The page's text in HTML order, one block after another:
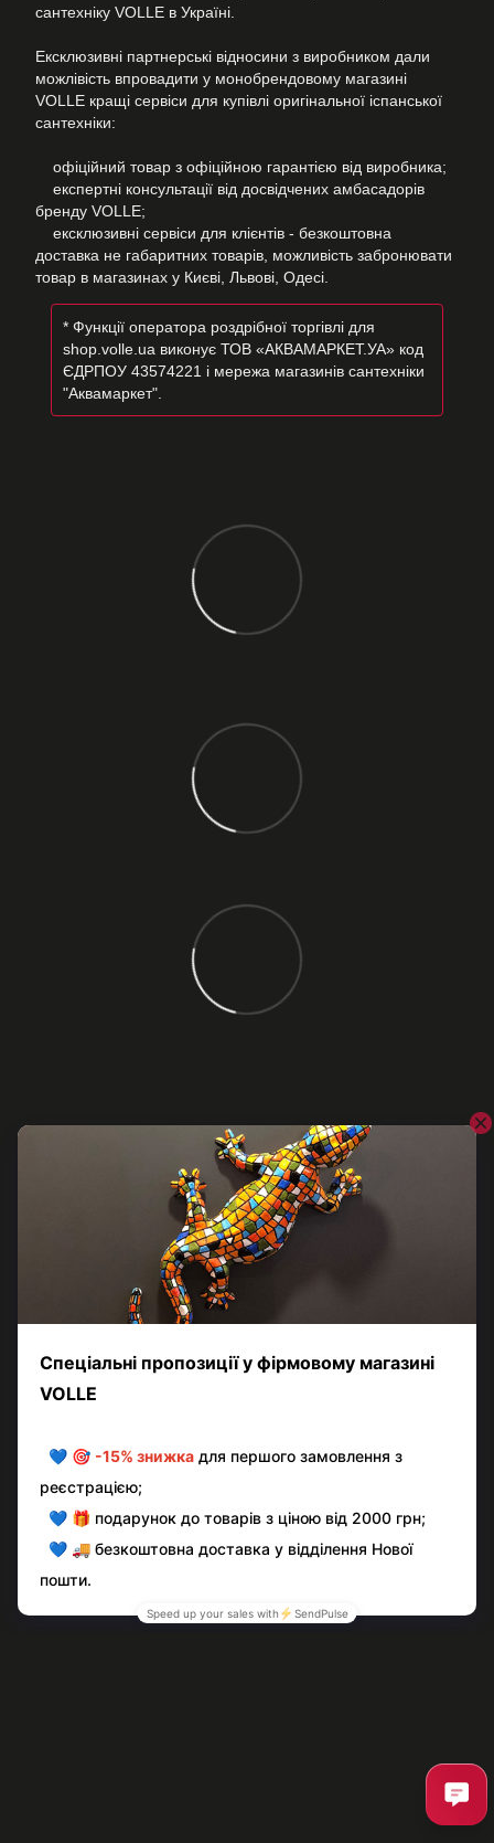
сантехніку VOLLE в Україні.
Ексклюзивні партнерські відносини з виробником дали
можлівість впровадити у монобрендовому магазині
VOLLE кращі сервіси для купівлі оригінальної іспанської
сантехніки:
офіційний товар з офіційною гарантією від виробника;
експертні консультації від досвідчених амбасадорів
бренду VOLLE;
ексклюзивні сервіси для клієнтів - безкоштовна
доставка не габаритних товарів, можливість забронювати
товар в магазинах у Києві, Львові, Одесі.
* Функції оператора роздрібної торгівлі для
shop.volle.ua виконує ТОВ «АКВАМАРКЕТ.УА» код
ЄДРПОУ 43574221 і мережа магазинів сантехніки
"Аквамаркет".
Додайте перший відгук
Написати відгук
Повна версія сайту